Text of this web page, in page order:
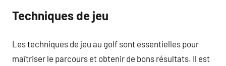
Techniques de jeu
Les techniques de jeu au golf sont essentielles pour
maîtriser le parcours et obtenir de bons résultats. Il est